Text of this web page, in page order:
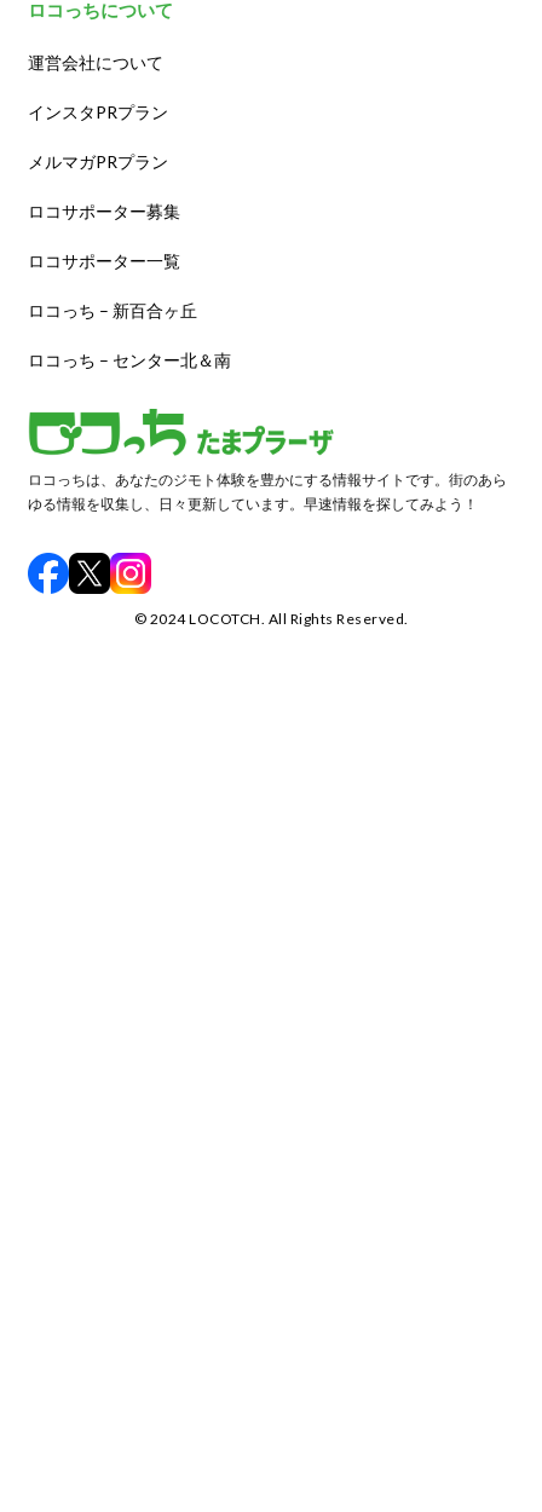
ロコっちについて
運営会社について
インスタPRプラン
メルマガPRプラン
ロコサポーター募集
ロコサポーター一覧
ロコっち – 新百合ヶ丘
ロコっち – センター北＆南
ロコっちは、あなたのジモト体験を豊かにする情報サイトです。街のあら
ゆる情報を収集し、日々更新しています。早速情報を探してみよう！
©️ 2024 LOCOTCH. All Rights Reserved.